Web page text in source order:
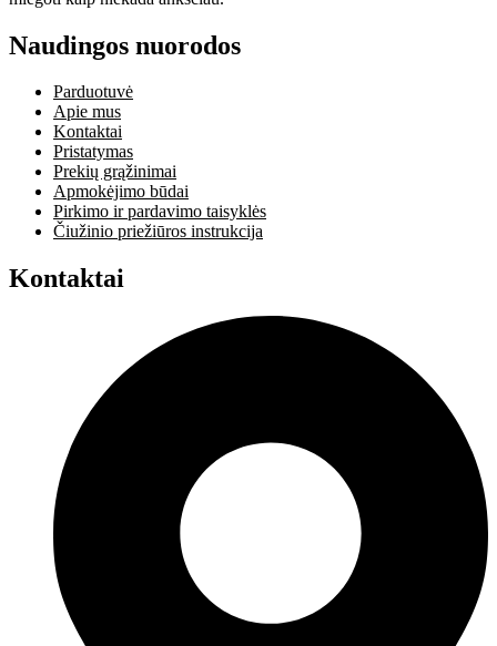
Naudingos nuorodos
Parduotuvė
Apie mus
Kontaktai
Pristatymas
Prekių grąžinimai
Apmokėjimo būdai
Pirkimo ir pardavimo taisyklės
Čiužinio priežiūros instrukcija
Kontaktai